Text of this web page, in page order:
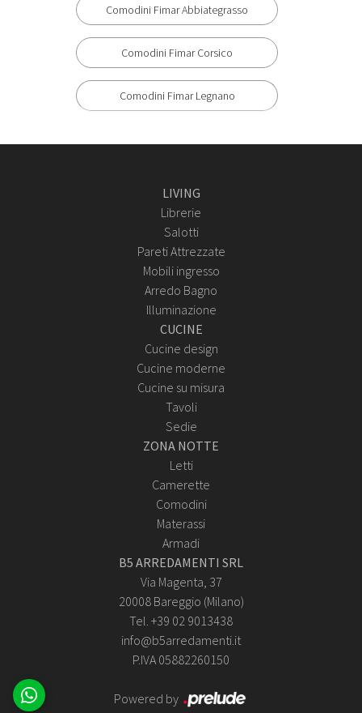
Comodini Fimar Abbiategrasso
Comodini Fimar Corsico
Comodini Fimar Legnano
LIVING
Librerie
Salotti
Pareti Attrezzate
Mobili ingresso
Arredo Bagno
Illuminazione
CUCINE
Cucine design
Cucine moderne
Cucine su misura
Tavoli
Sedie
ZONA NOTTE
Letti
Camerette
Comodini
Materassi
Armadi
B5 ARREDAMENTI SRL
Via Magenta, 37
20008 Bareggio (Milano)
Tel. +39 02 9013438
info@b5arredamenti.it
P.IVA 05882260150
Powered by